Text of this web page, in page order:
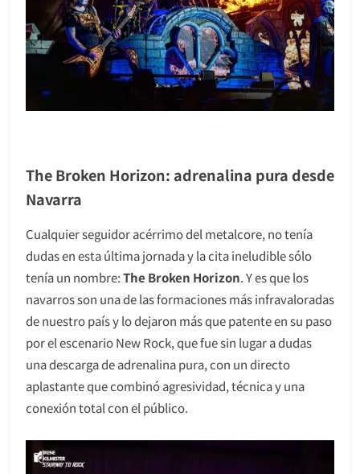
The Broken Horizon: adrenalina pura desde
Navarra
Cualquier seguidor acérrimo del metalcore, no tenía
dudas en esta última jornada y la cita ineludible sólo
tenía un nombre:The Broken Horizon. Y es que los
navarros son una de las formaciones más infravaloradas
de nuestro país y lo dejaron más que patente en su paso
por el escenario New Rock, que fue sin lugar a dudas
una descarga de adrenalina pura, con un directo
aplastante que combinó agresividad, técnica y una
conexión total con el público.